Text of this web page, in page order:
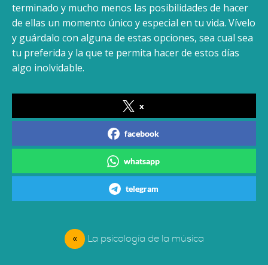
terminado y mucho menos las posibilidades de hacer
de ellas un momento único y especial en tu vida. Vívelo
y guárdalo con alguna de estas opciones, sea cual sea
tu preferida y la que te permita hacer de estos días
algo inolvidable.
x
facebook
whatsapp
telegram
« La psicología de la música